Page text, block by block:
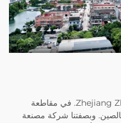
تقع شركة Zhejiang Zhuxin Machinery Co., Ltd. في مقاطعة
بالصين. وبصفتنا شركة مصنعة